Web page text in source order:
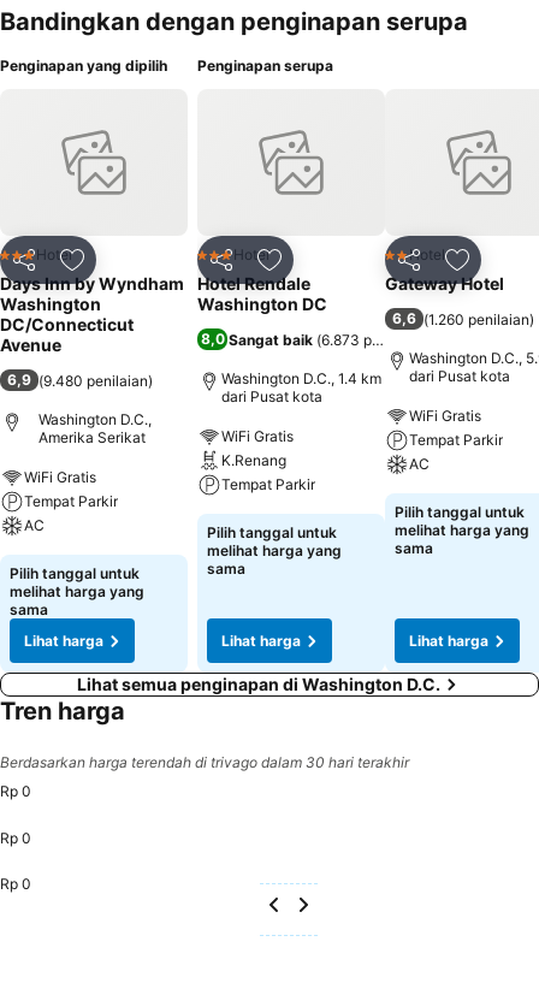
Bandingkan dengan penginapan serupa
Penginapan yang dipilih
BagikanTambahkan ke favorit
3 Bintang
Hotel
Days Inn by Wyndham
Washington
DC/Connecticut
Avenue
6,9 (9.480 penilaian)
Washington D.C.,
Amerika Serikat
WiFi Gratis
Tempat Parkir
AC
Pilih tanggal untuk
melihat harga yang
sama
Lihat harga
Penginapan serupa
BagikanTambahkan ke favorit
3 Bintang
Hotel
Hotel Rendale
Washington DC
8,0 Sangat baik (6.873 penilaian
Washington D.C., 1.4 km
dari Pusat kota
WiFi Gratis
K.Renang
Tempat Parkir
Pilih tanggal untuk
melihat harga yang
sama
Lihat harga
Bagikan
2 Bintang
Hotel
Gateway Hotel
6,6 (1.260 penilaian)
Washington D.C.,
dari Pusat kota
WiFi Gratis
Tempat Parkir
AC
Pilih tanggal untuk
melihat harga yang
sama
Lihat harga
Lihat semua penginapan di Washington D.C.
Tren harga
Berdasarkan harga terendah di trivago dalam 30 hari terakhir
Rp 0
Rp 0
Rp 0